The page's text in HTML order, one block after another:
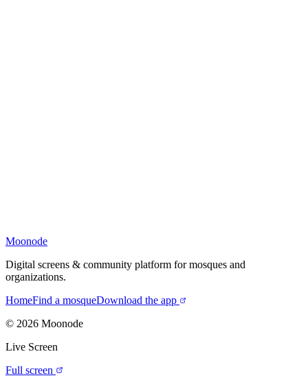
Moonode
Digital screens & community platform for mosques and
organizations.
HomeFind a mosqueDownload the app
© 2026 Moonode
Live Screen
Full screen